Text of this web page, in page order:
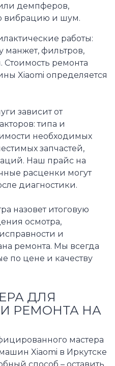
демпферов,
вибрацию и шум.
работы:
манжет, фильтров,
Стоимость ремонта
Xiaomi определяется
зависит от
типа и
необходимых
запчастей,
Наш прайс на
расценки могут
диагностики.
назовет итоговую
осмотра,
и
ремонта. Мы всегда
по цене и качеству
ДЛЯ
РЕМОНТА НА
мастера
Xiaomi в Иркутске